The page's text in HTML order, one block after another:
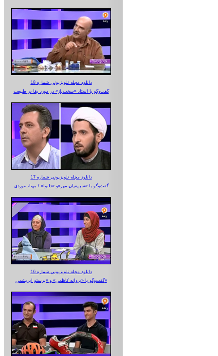
دانلود مجله تلویزیونی شماره 18
گفت‌وگو با استاد «سخت‌باز» در مورد بقا در طبیعت
دانلود مجله تلویزیونی شماره 17
گفت‌وگو با «شریفیان مهر»‌و «دلنوا» / مهتاب‌نوردی
دانلود مجله تلویزیونی شماره 16
گفت‌وگو با «پروانه کاظمی» و «پرستو‌ ابریشمی»